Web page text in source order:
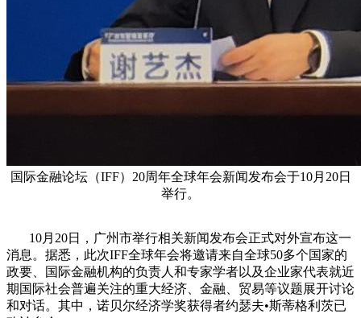
国际金融论坛（IFF）20周年全球年会新闻发布会于10月20日
举行。
10月20日，广州市举行相关新闻发布会正式对外宣布这一
消息。据悉，此次IFF全球年会将邀请来自全球50多个国家的
政要、国际金融机构的负责人和专家学者以及企业家代表就近
期国际社会普遍关注的重大经济、金融、贸易等议题展开讨论
和对话。其中，诺贝尔经济学奖获得者约瑟夫•斯蒂格利茨已